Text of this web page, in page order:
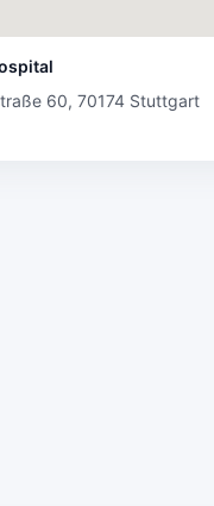
60, 70174 Stuttgart